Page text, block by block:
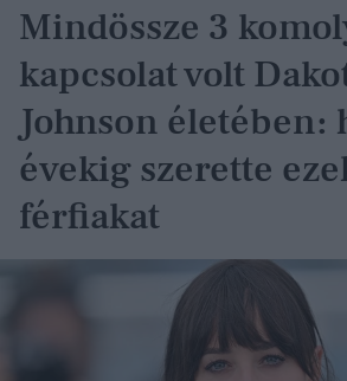
Mindössze 3
kapcsolat volt
Johnson életében:
évekig szerette
férfiakat